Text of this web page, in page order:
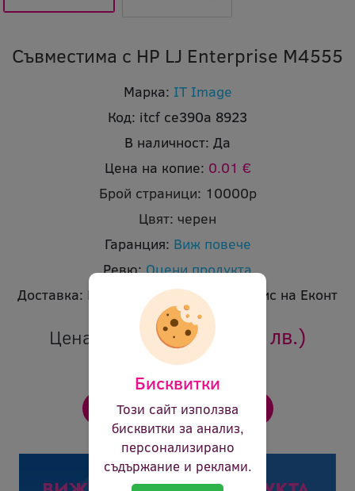
Съвместима с HP LJ Enterprise M4555
Марка: IT Image
Код: itcf ce390a 8923
В наличност: Да
Цена на копие: 0.01 €
Брой страници: 10000p
Цвят: черен
Гаранция: Виж повече
Ревю: Оцени продукта
Доставка: Безплатна доставка до офис на Еконт
Цена: 51.54 € (100.80 лв.)
Бисквитки
Този сайт използва
бисквитки за анализ,
персонализирано
съдържание и реклами.